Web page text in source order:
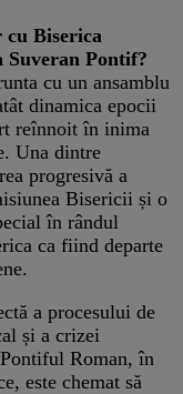
cu Biserica
Suveran Pontif?
cu un ansamblu
dinamica epocii
reînnoit în inima
Una dintre
progresivă a
Bisericii și o
în rândul
ca fiind departe
a procesului de
și a crizei
Roman, în
este chemat să